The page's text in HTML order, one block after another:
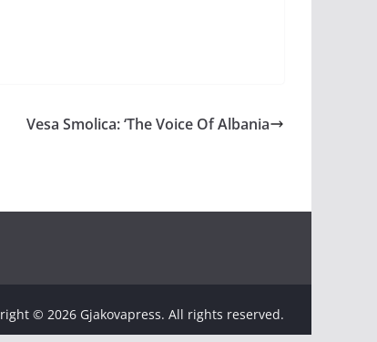
Vesa Smolica: ‘The Voice Of Albania
© 2026 Gjakovapress. All rights reserved.